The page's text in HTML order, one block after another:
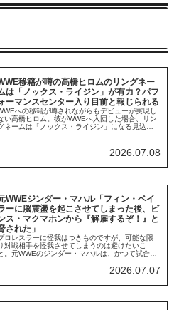
移籍が噂の高橋ヒロムのリングネー
は「ノックス・ライジン」が有力？パフ
ーマンスセンター入り目前と報じられる
への移籍が噂されながらもデビューが実現し
い高橋ヒロム。彼がWWEへ入団した場合、リン
ネームは「ノックス・ライジン」になる見込み
とも報じられています。さらに、WWEが狙うもう
1人のフリーエージェントについての情報も報じら
2026.07.08
WWEジンダー・マハル「フィン・ベイ
ーに脳震盪を起こさせてしまった後、ビ
ス・マクマホンから『解雇するぞ！』と
された」
ロレスラーに怪我はつきものですが、可能な限
対戦相手を怪我させてしまうのは避けたいこ
。元WWEのジンダー・マハルは、かつて試合中
た後、ビンス・マクマホンから激怒されたことを
ったのは、ベイラーとの試合中に「お決まりの
てしま...
2026.07.07